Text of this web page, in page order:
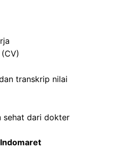
transkrip nilai
sehat dari dokter